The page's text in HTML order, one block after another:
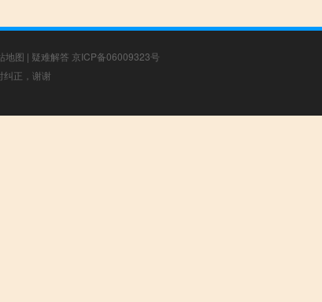
地图 | 疑难解答 京ICP备06009323号
纠正，谢谢